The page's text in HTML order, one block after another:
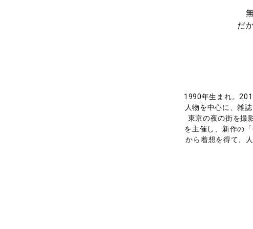
だ
1990年生まれ。
人物を中心に、雑
東京の夜の街を撮
を主催し、新作の
から着想を得て